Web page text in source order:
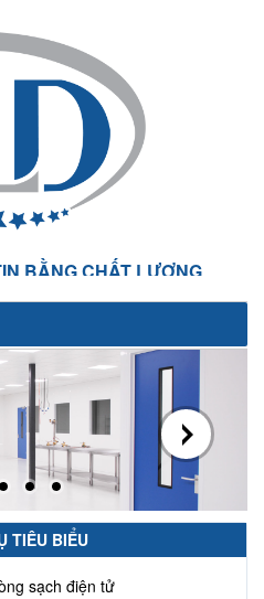
CHẤT LƯỢNG
TIÊU BIỂU
sạch điện tử